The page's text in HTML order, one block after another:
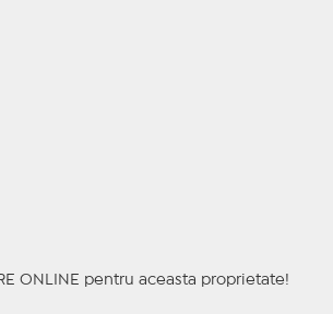
ONLINE pentru aceasta proprietate!